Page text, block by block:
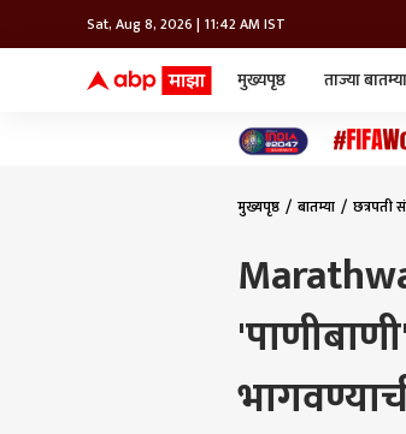
Sat, Aug 8, 2026 | 11:42 AM IST
मुख्यपृष्ठ ताज्या बातम्या
मुख्यपृष्ठ बातम्या छत्रपती